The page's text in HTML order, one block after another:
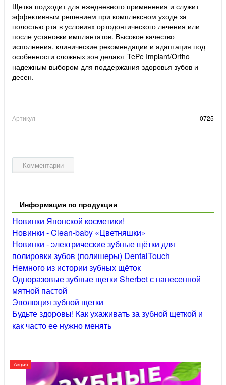
Щетка подходит для ежедневного применения и служит
эффективным решением при комплексном уходе за
полостью рта в условиях ортодонтического лечения или
после установки имплантатов. Высокое качество
исполнения, клинические рекомендации и адаптация под
особенности сложных зон делают TePe Implant/Ortho
надежным выбором для поддержания здоровья зубов и
десен.
Артикул 0725
Комментарии
Информация по продукции
Новинки Японской косметики!
Новинки - Clean-baby «Цветняшки»
Новинки - электрические зубные щётки для
полировки зубов (полишеры) DentalTouch
Немного из истории зубных щёток
Одноразовые зубные щетки Sherbet с нанесенной
мятной пастой
Эволюция зубной щетки
Будьте здоровы! Как ухаживать за зубной щеткой и
как часто ее нужно менять
Акция